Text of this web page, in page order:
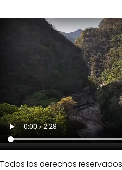
Todos los derechos reservados